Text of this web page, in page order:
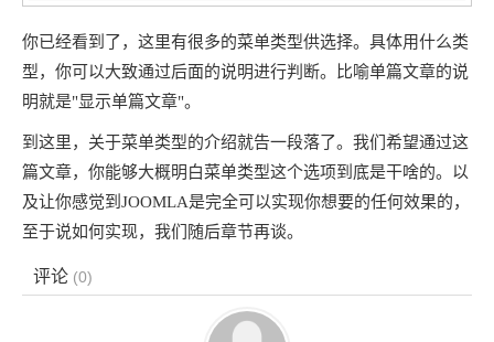
你已经看到了，这里有很多的菜单类型供选择。具体用什么类
型，你可以大致通过后面的说明进行判断。比喻单篇文章的说
明就是"显示单篇文章"。
到这里，关于菜单类型的介绍就告一段落了。我们希望通过这
篇文章，你能够大概明白菜单类型这个选项到底是干啥的。以
及让你感觉到JOOMLA是完全可以实现你想要的任何效果的，
至于说如何实现，我们随后章节再谈。
评论 (0)